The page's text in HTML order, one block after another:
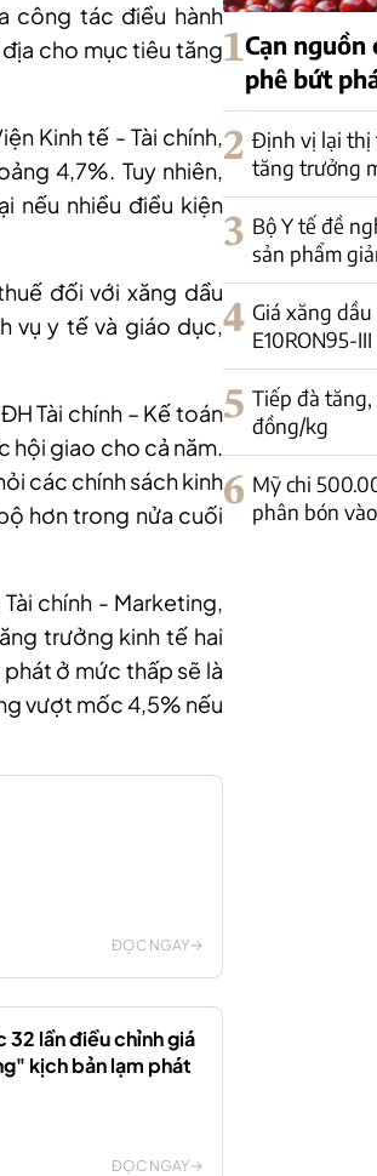
công tác điều hành
cho mục tiêu tăng
Kinh tế - Tài chính,
4,7%. Tuy nhiên,
nếu nhiều điều kiện
đối với xăng dầu
vụ y tế và giáo dục,
ĐH Tài chính – Kế toán
hội giao cho cả năm.
các chính sách kinh
hơn trong nửa cuối
chính - Marketing,
trưởng kinh tế hai
ở mức thấp sẽ là
vượt mốc 4,5% nếu
ĐỌC NGAY
lần điều chỉnh giá
kịch bản lạm phát
ĐỌC NGAY
1Cạn nguồn
phê bứt
2 Định vị lại thị
tăng trưởng
3 Bộ Y tế đề
sản phẩm
4 Giá xăng
E10RON95-
5 Tiếp đà tăng,
đồng/kg
6 Mỹ chi
phân bón